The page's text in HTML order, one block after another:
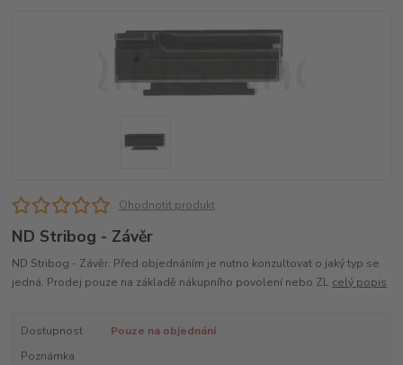
Ohodnotit produkt
ND Stribog - Závěr
ND Stribog - Závěr. Před objednáním je nutno konzultovat o jaký typ se
jedná. Prodej pouze na základě nákupního povolení nebo ZL celý popis
Dostupnost
Pouze na objednání
Poznámka